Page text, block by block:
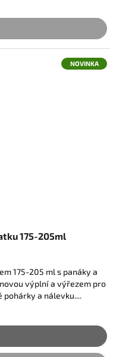
NOVINKA
175-205ml
175-205 ml s panáky a
výplní a výřezem pro
a nálevku....